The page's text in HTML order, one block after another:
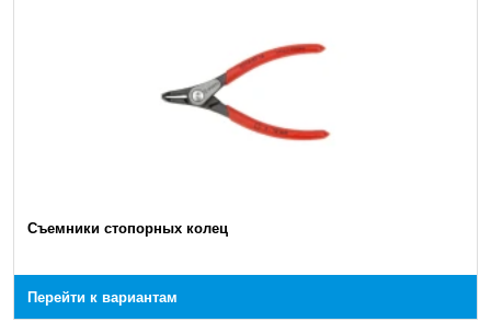
Съемники стопорных колец
Перейти к вариантам